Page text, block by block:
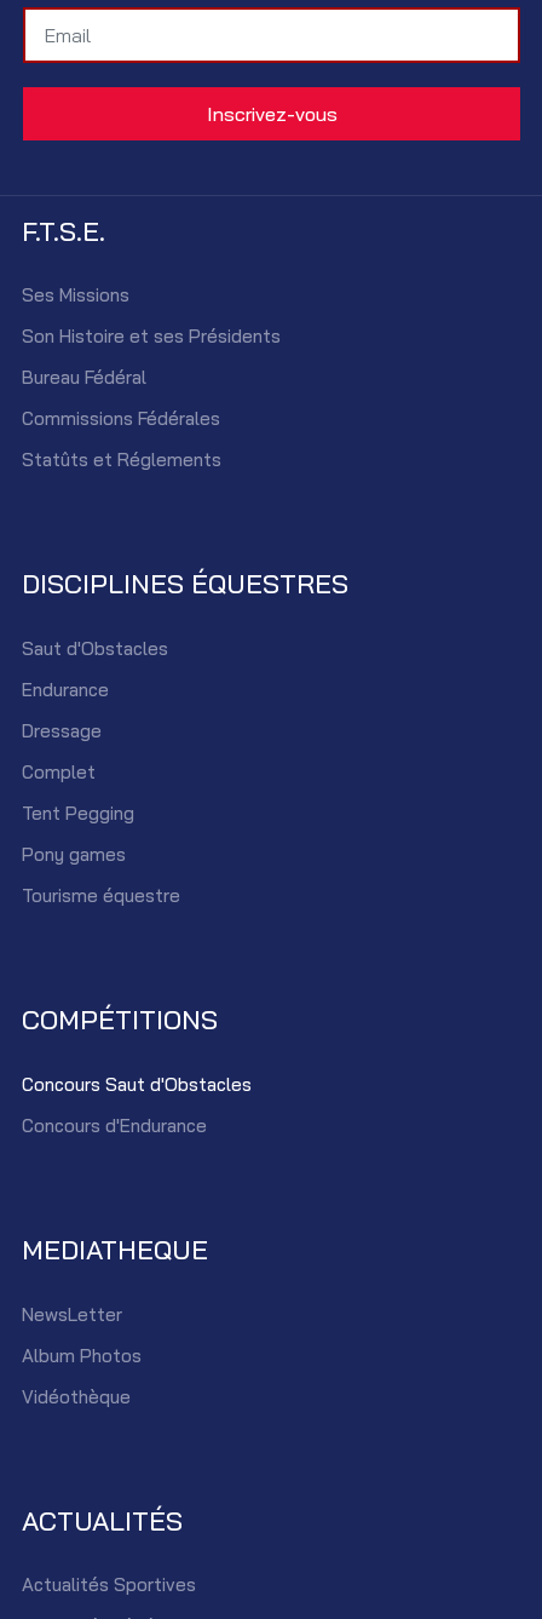
F.T.S.E.
Ses Missions
Son Histoire et ses Présidents
Bureau Fédéral
Commissions Fédérales
Statûts et Réglements
DISCIPLINES ÉQUESTRES
Saut d'Obstacles
Endurance
Dressage
Complet
Tent Pegging
Pony games
Tourisme équestre
COMPÉTITIONS
Concours Saut d'Obstacles
Concours d'Endurance
MEDIATHEQUE
NewsLetter
Album Photos
Vidéothèque
ACTUALITÉS
Actualités Sportives